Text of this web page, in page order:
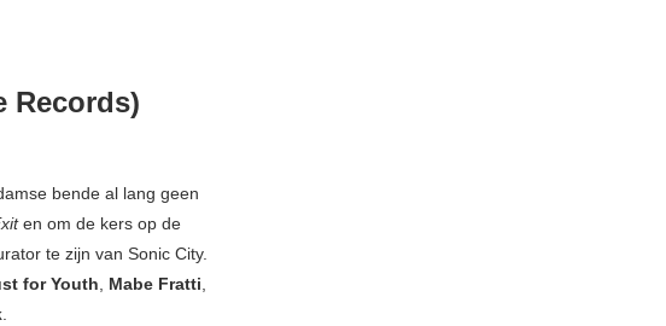
Records)
bende al lang geen
en om de kers op de
te zijn van Sonic City.
for Youth, Mabe Fratti,
.